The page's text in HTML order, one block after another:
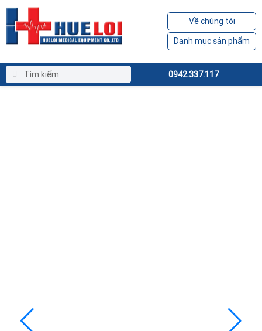
Về chúng tôi
Danh mục sản phẩm
0942.337.117